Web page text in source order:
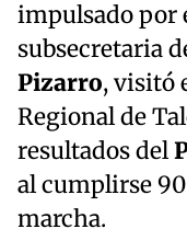
impulsado por
subsecretaria
Pizarro, visitó
Regional de
resultados del
al cumplirse
marcha.